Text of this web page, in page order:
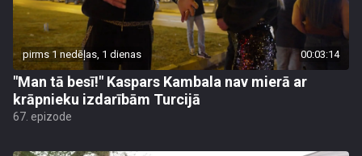
pirms 1 nedēļas, 1 dienas 00:03:14
"Man tā besī!" Kaspars Kambala nav mierā ar
krāpnieku izdarībām Turcijā
67. epizode